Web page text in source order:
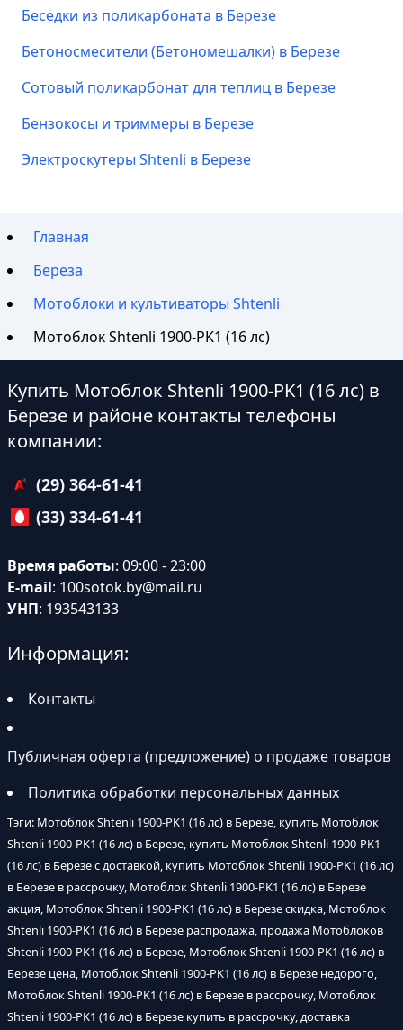
Беседки из поликарбоната в Березе
Бетоносмесители (Бетономешалки) в Березе
Сотовый поликарбонат для теплиц в Березе
Бензокосы и триммеры в Березе
Электроскутеры Shtenli в Березе
Главная
Береза
Мотоблоки и культиваторы Shtenli
Мотоблок Shtenli 1900-PK1 (16 лс)
Купить Мотоблок Shtenli 1900-PK1 (16 лс) в
Березе и районе контакты телефоны
компании:
(29) 364-61-41
(33) 334-61-41
Время работы: 09:00 - 23:00
E-mail: 100sotok.by@mail.ru
УНП: 193543133
Информация:
Контакты
Публичная оферта (предложение) о продаже товаров
Политика обработки персональных данных
Тэги: Мотоблок Shtenli 1900-PK1 (16 лс) в Березе, купить Мотоблок
Shtenli 1900-PK1 (16 лс) в Березе, купить Мотоблок Shtenli 1900-PK1
(16 лс) в Березе с доставкой, купить Мотоблок Shtenli 1900-PK1 (16 лс)
в Березе в рассрочку, Мотоблок Shtenli 1900-PK1 (16 лс) в Березе
акция, Мотоблок Shtenli 1900-PK1 (16 лс) в Березе скидка, Мотоблок
Shtenli 1900-PK1 (16 лс) в Березе распродажа, продажа Мотоблоков
Shtenli 1900-PK1 (16 лс) в Березе, Мотоблок Shtenli 1900-PK1 (16 лс) в
Березе цена, Мотоблок Shtenli 1900-PK1 (16 лс) в Березе недорого,
Мотоблок Shtenli 1900-PK1 (16 лс) в Березе в рассрочку, Мотоблок
Shtenli 1900-PK1 (16 лс) в Березе купить в рассрочку, доставка